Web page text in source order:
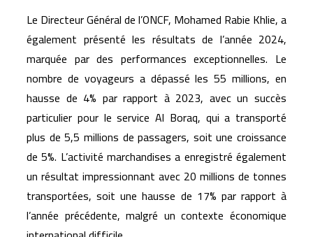
Le Directeur Général de l’ONCF, Mohamed Rabie Khlie, a
également présenté les résultats de l’année 2024,
marquée par des performances exceptionnelles. Le
nombre de voyageurs a dépassé les 55 millions, en
hausse de 4% par rapport à 2023, avec un succès
particulier pour le service Al Boraq, qui a transporté
plus de 5,5 millions de passagers, soit une croissance
de 5%. L’activité marchandises a enregistré également
un résultat impressionnant avec 20 millions de tonnes
transportées, soit une hausse de 17% par rapport à
l’année précédente, malgré un contexte économique